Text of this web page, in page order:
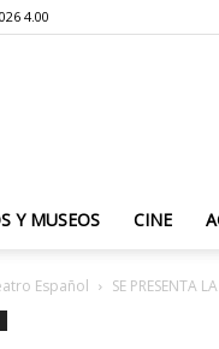
4.00
Y MUSEOS CINE
Español SE PRESENTA